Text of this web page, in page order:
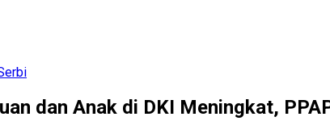
dan Anak di DKI Meningkat,